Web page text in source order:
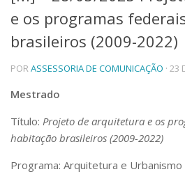
Telefones e Mapas
Pessoas
Ensino
Graduação
Educação a distância
Pesquisa e Inovação
Centros, Núcleos e Projetos em
e os programas
brasileiros (2009-2022)
PORASSESSORIA DE COMUNICAÇÃO · 23
Mestrado
Título: Projeto de arquitetura e os
habitação brasileiros (2009-2022)
Programa: Arquitetura e Urbanismo